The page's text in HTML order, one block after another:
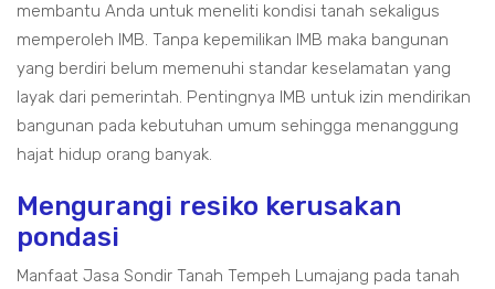
membantu Anda untuk meneliti kondisi tanah sekaligus
memperoleh IMB. Tanpa kepemilikan IMB maka bangunan
yang berdiri belum memenuhi standar keselamatan yang
layak dari pemerintah. Pentingnya IMB untuk izin mendirikan
bangunan pada kebutuhan umum sehingga menanggung
hajat hidup orang banyak.
Mengurangi resiko kerusakan
pondasi
Manfaat Jasa Sondir Tanah Tempeh Lumajang pada tanah